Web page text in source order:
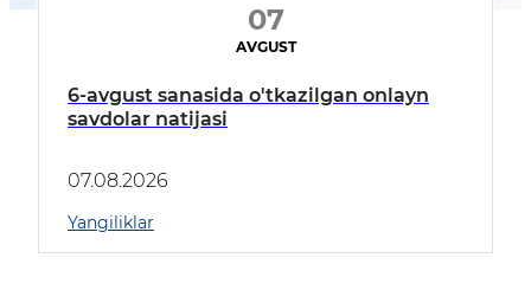
07
AVGUST
6-avgust sanasida o'tkazilgan onlayn
savdolar natijasi
07.08.2026
Yangiliklar